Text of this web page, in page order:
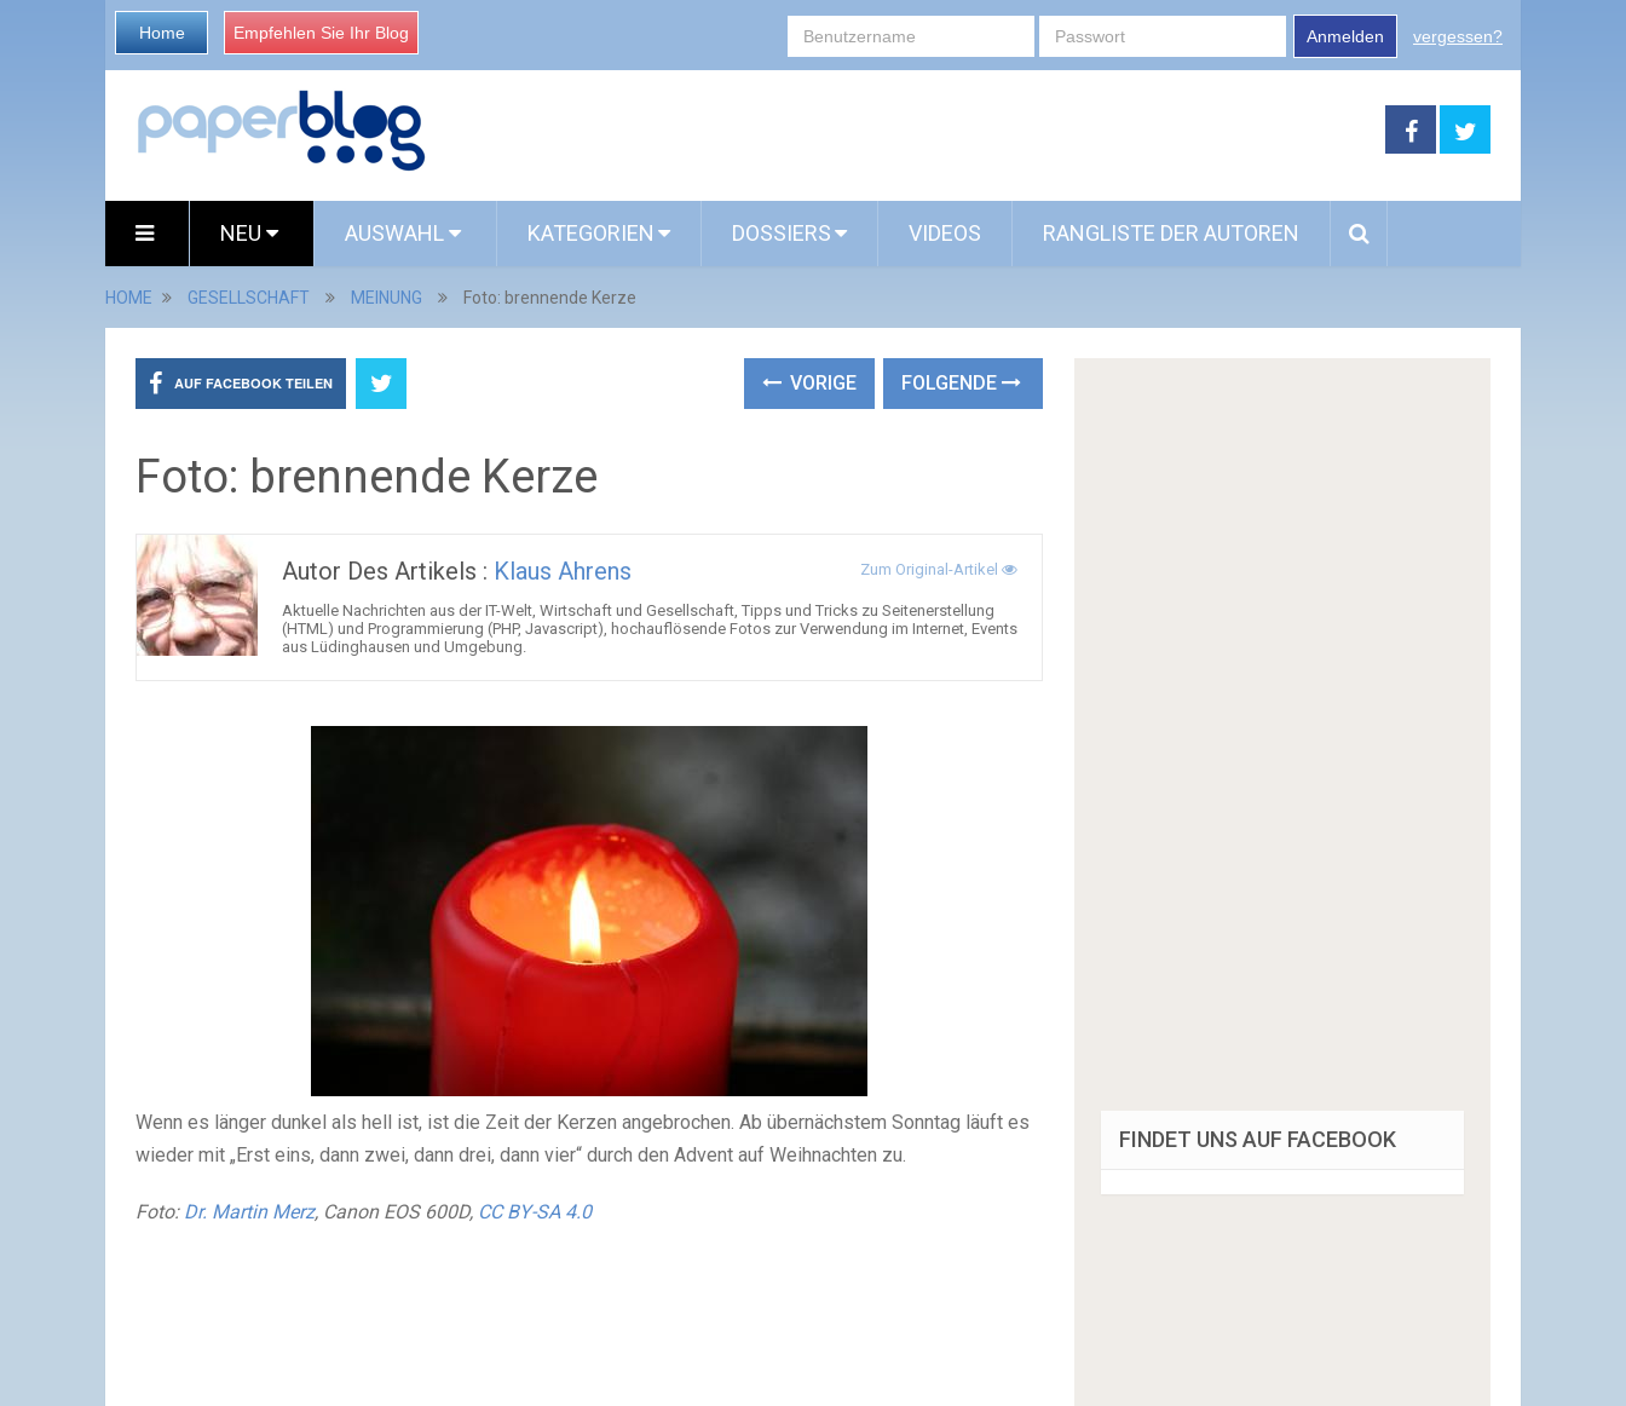
Home Empfehlen Sie Ihr Blog Anmelden vergessen?
NEU AUSWAHL KATEGORIEN DOSSIERS VIDEOS RANGLISTE DER AUTOREN
HOME GESELLSCHAFT MEINUNG Foto: brennende Kerze
AUF FACEBOOK TEILEN VORIGE FOLGENDE
Foto: brennende Kerze
Autor Des Artikels : Klaus Ahrens Zum Original-Artikel
Aktuelle Nachrichten aus der IT-Welt, Wirtschaft und Gesellschaft, Tipps und Tricks zu Seitenerstellung
(HTML) und Programmierung (PHP, Javascript), hochauflösende Fotos zur Verwendung im Internet, Events
aus Lüdinghausen und Umgebung.
Wenn es länger dunkel als hell ist, ist die Zeit der Kerzen angebrochen. Ab übernächstem Sonntag läuft es
wieder mit „Erst eins, dann zwei, dann drei, dann vier“ durch den Advent auf Weihnachten zu.
Foto: Dr. Martin Merz, Canon EOS 600D, CC BY-SA 4.0
FINDET UNS AUF FACEBOOK